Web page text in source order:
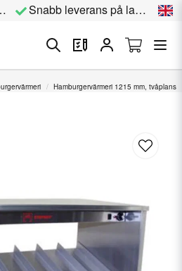
Snabb leverans på lagervara
Hamburgervärmeri 1215 mm, tvåplans